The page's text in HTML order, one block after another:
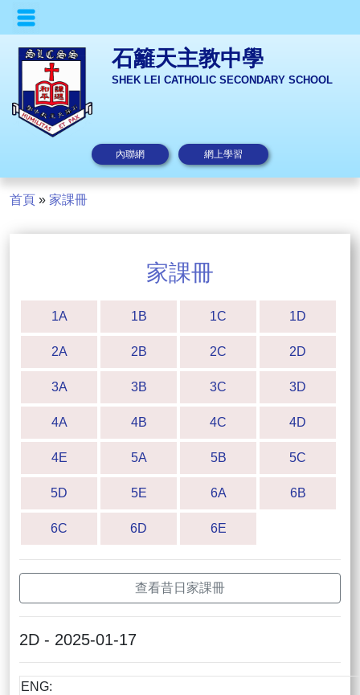
石籬天主教中學
SHEK LEI CATHOLIC SECONDARY SCHOOL
內聯網 網上學習
首頁 » 家課冊
家課冊
1A 1B 1C 1D
2A 2B 2C 2D
3A 3B 3C 3D
4A 4B 4C 4D
4E 5A 5B 5C
5D 5E 6A 6B
6C 6D 6E
查看昔日家課冊
2D - 2025-01-17
ENG: